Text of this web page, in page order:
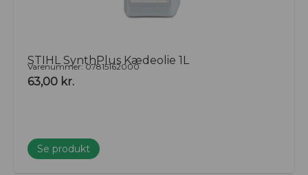
STIHL SynthPlus Kædeolie 1L
Varenummer: 07815162000
63,00 kr.
Se produkt